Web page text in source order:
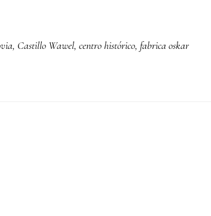
y
Cracovia
, Castillo Wawel, centro histórico, fabrica oskar